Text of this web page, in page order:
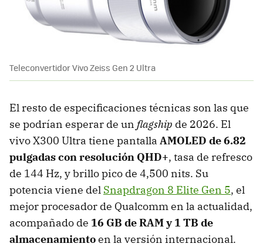
Teleconvertidor Vivo Zeiss Gen 2 Ultra
El resto de especificaciones técnicas son las que
se podrían esperar de un flagship de 2026. El
vivo X300 Ultra tiene pantalla AMOLED de 6.82
pulgadas con resolución QHD+, tasa de refresco
de 144 Hz, y brillo pico de 4,500 nits. Su
potencia viene del Snapdragon 8 Elite Gen 5, el
mejor procesador de Qualcomm en la actualidad,
acompañado de 16 GB de RAM y 1 TB de
almacenamientoen la versión internacional.